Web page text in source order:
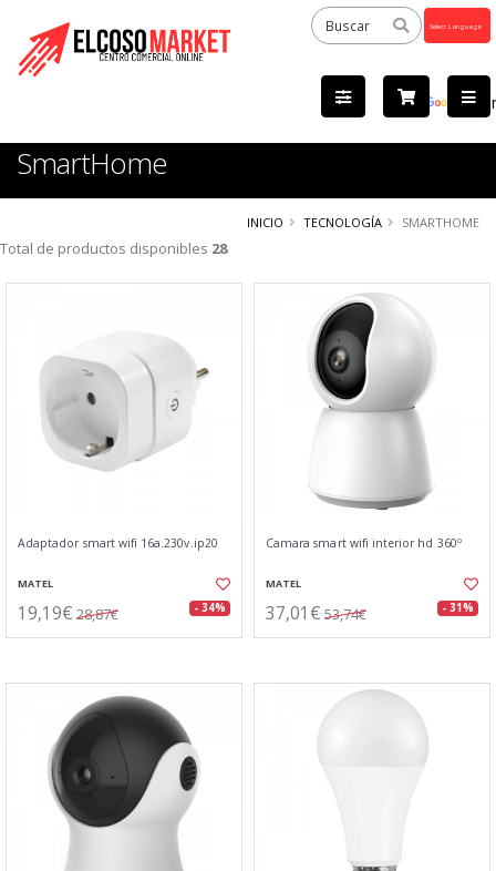
by
SmartHome
INICIO TECNOLOGÍA SMARTHOME
Total de productos disponibles 28
Adaptador smart wifi 16a.230v.ip20
MATEL
19,19€ 28,87€ - 34%
Camara smart wifi interior hd 360º
MATEL
37,01€ 53,74€ - 31%